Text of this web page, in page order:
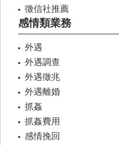
徵信社推薦
感情類業務
外遇
外遇調查
外遇徵兆
外遇離婚
抓姦
抓姦費用
感情挽回